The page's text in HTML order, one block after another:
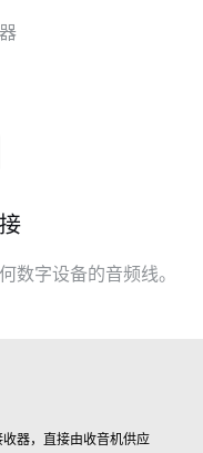
数字设备的音频线。
器，直接由收音机供应